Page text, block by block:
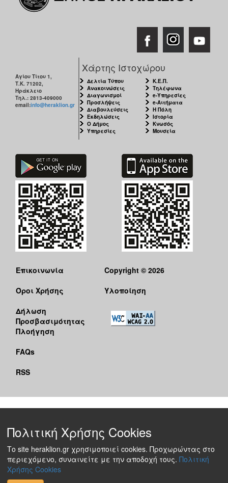
Αγίου Τίτου 1,
Τ.Κ. 71202,
Ηράκλειο
Τηλ.: 2813-409000
email:info@heraklion.gr
Χάρτης Ιστοχώρου
Δελτία Τύπου
Ανακοινώσεις
Διαγωνισμοί
Προσλήψεις
Διαβουλεύσεις
Εκδηλώσεις
Ο Δήμος
Υπηρεσίες
Κ.Ε.Π.
Τηλέφωνα
e-Υπηρεσίες
e-Αιτήματα
Η Πόλη
Ιστορία
Κνωσός
Μουσεία
Επικοινωνία
Όροι Χρήσης
Δήλωση
Προσβασιμότητας
Πλοήγηση
FAQs
RSS
Copyright © 2026
Υλοποίηση
Πολιτική Χρήσης Cookies
Το site heraklion.gr χρησιμοποιεί cookies. Προχωρώντας στο
περιεχόμενο, συναινείτε με την αποδοχή τους. Πολιτική
Χρήσης Cookies